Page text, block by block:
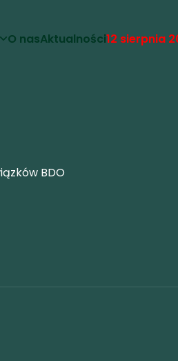
O nasAktualności12 sierpnia
BDO